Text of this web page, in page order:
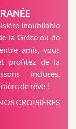
inoubliable
la Grèce ou de
amis, vous
profitez de la
incluses.
de rêve !
CROISIÈRES